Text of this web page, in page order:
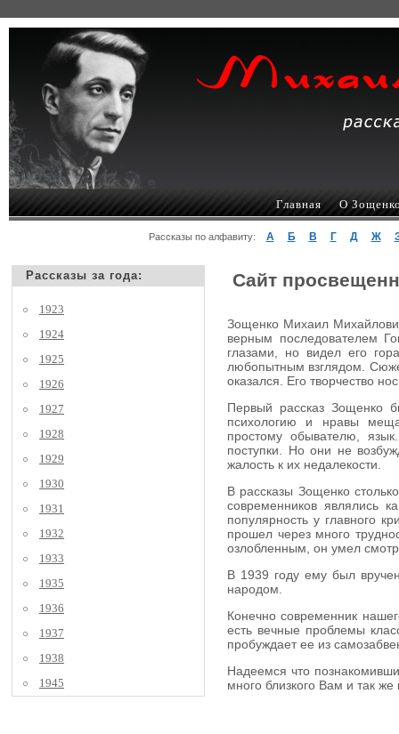
Главная О
Рассказы по алфавиту: А Б В Г Д Ж
Рассказы за года:
1923
1924
1925
1926
1927
1928
1929
1930
1931
1932
1933
1935
1936
1937
1938
1945
Сайт
Зощенко Михаил
верным последователем
глазами, но видел его
любопытным взглядом.
оказался. Его творчество
Первый рассказ Зощенко
психологию и нравы
простому обывателю,
поступки. Но они не
жалость к их недалекости.
В рассказы Зощенко
современников являлись
популярность у главного
прошел через много
озлобленным, он умел
В 1939 году ему был
народом.
Конечно современник
есть вечные проблемы
пробуждает ее из
Надеемся что
много близкого Вам и так